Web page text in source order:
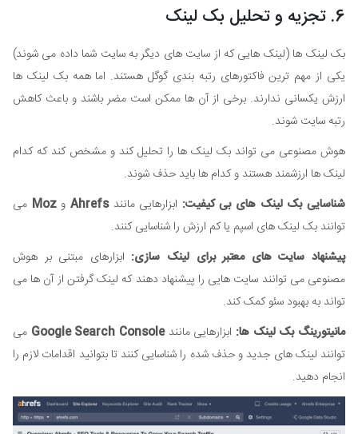
6. تجزیه و تحلیل بک لینک
بک لینک ها (لینک هایی که از سایت های دیگر به سایت شما داده می شوند)
یکی از مهم ترین فاکتورهای رتبه بندی گوگل هستند. اما همه بک لینک ها
ارزش یکسانی ندارند. برخی از آن ها ممکن است مضر باشند و باعث کاهش
رتبه سایت شوند.
هوش مصنوعی می تواند بک لینک ها را تحلیل کند و مشخص کند که کدام
لینک ها ارزشمند هستند و کدام ها باید حذف شوند.
شناسایی بک لینک های بی کیفیت: ابزارهایی مانندAhrefs وMoz می
توانند بک لینک های اسپم یا کم ارزش را شناسایی کنند.
پیشنهاد سایت های معتبر برای لینک سازی: ابزارهای مبتنی بر هوش
مصنوعی می توانند سایت هایی را پیشنهاد دهند که لینک گرفتن از آن ها می
تواند به بهبود سئو کمک کند.
مانیتورینگ بک لینک ها: ابزارهایی مانندGoogle Search Console می
توانند لینک های جدید و حذف شده را شناسایی کنند تا بتوانید اقدامات لازم را
انجام دهید.